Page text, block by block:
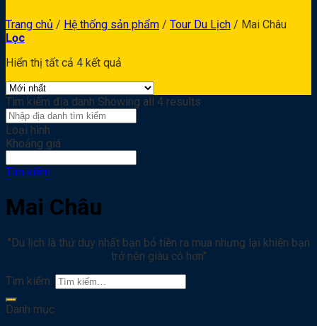
Trang chủ / Hệ thống sản phẩm / Tour Du Lịch / Mai Châu
Lọc
Hiển thị tất cả 4 kết quả
Tìm kiếm địa danh Showing all 4 results
Loại hình
Khoảng giá
Tìm kiếm
Mai Châu
"Du lịch là thứ duy nhất bạn bỏ tiền ra mua nhưng lại khiến bạn
trở nên giàu có hơn"
Tìm kiếm:
Danh mục